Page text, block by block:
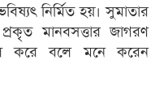
নির্মিত হয়। সুমাতার
মানবসত্তার জাগরণ
করে বলে মনে করেন